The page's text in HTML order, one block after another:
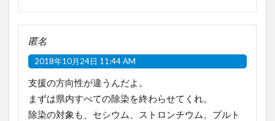
匿名
2018年10月24日 11:44 AM
支援の方向性が違うんだよ。
まずは県内すべての除染を終わらせてくれ。
除染の対象も、セシウム、ストロンチウム、プルト